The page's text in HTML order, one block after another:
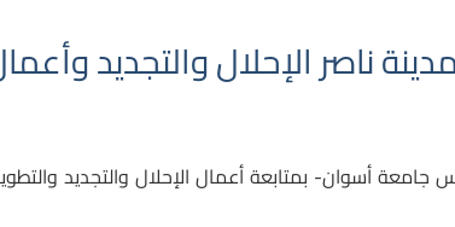
ناصر الإحلال والتجديد
أسوان- بمتابعة أعمال الإحلال والتجديد والتطوير